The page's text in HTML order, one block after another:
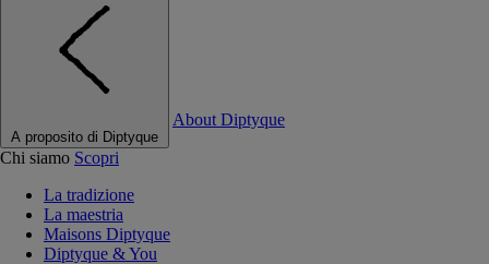
A proposito di Diptyque
About Diptyque
Chi siamo Scopri
La tradizione
La maestria
Maisons Diptyque
Diptyque & You